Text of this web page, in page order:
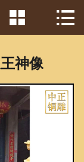
首页
中心
见证
 
神像